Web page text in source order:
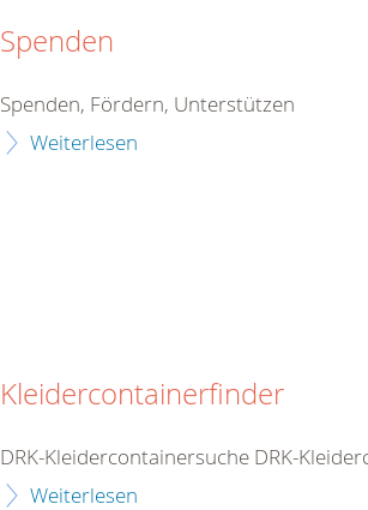
Spenden
Spenden, Fördern, Unterstützen
Weiterlesen
Kleidercontainerfinder
DRK-Kleidercontainersuche DRK-
Weiterlesen